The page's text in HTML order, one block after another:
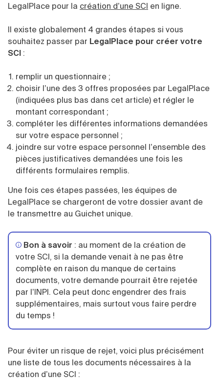
LegalPlace pour la création d’une SCI en ligne.
Il existe globalement 4 grandes étapes si vous
souhaitez passer par LegalPlace pour créer votre
SCI :
remplir un questionnaire ;
choisir l’une des 3 offres proposées par LegalPlace
(indiquées plus bas dans cet article) et régler le
montant correspondant ;
compléter les différentes informations demandées
sur votre espace personnel ;
joindre sur votre espace personnel l’ensemble des
pièces justificatives demandées une fois les
différents formulaires remplis.
Une fois ces étapes passées, les équipes de
LegalPlace se chargeront de votre dossier avant de
le transmettre au Guichet unique.
Bon à savoir : au moment de la création de
votre SCI, si la demande venait à ne pas être
complète en raison du manque de certains
documents, votre demande pourrait être rejetée
par l’INPI. Cela peut donc engendrer des frais
supplémentaires, mais surtout vous faire perdre
du temps !
Pour éviter un risque de rejet, voici plus précisément
une liste de tous les documents nécessaires à la
création d’une SCI :